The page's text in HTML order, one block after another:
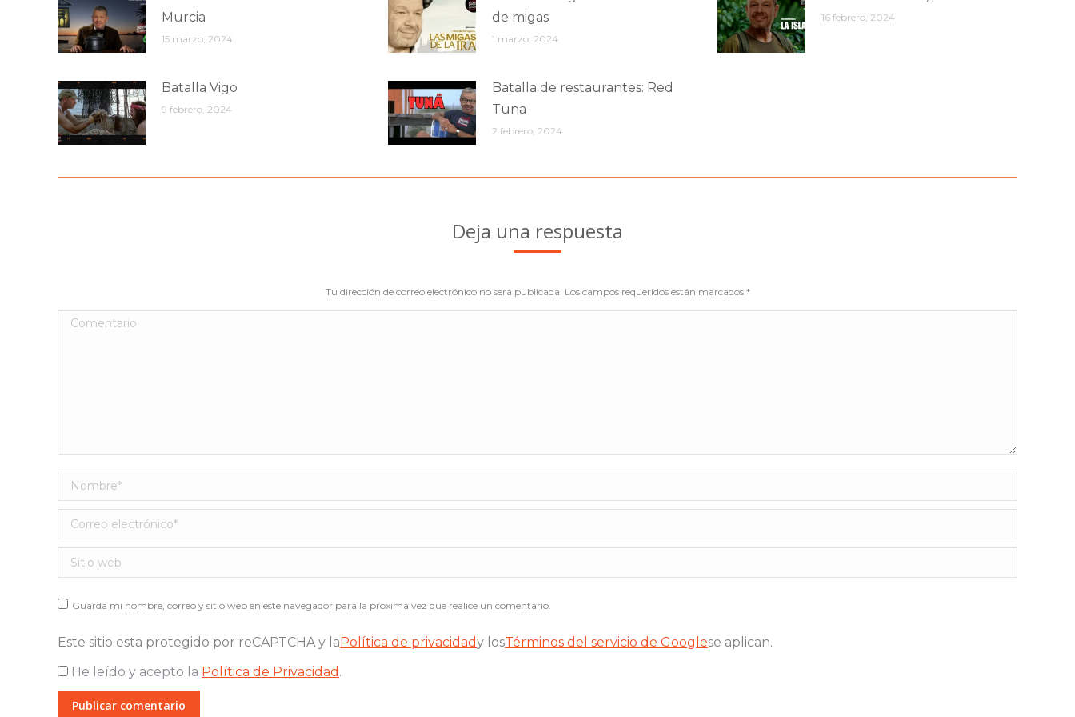
Murcia
15 marzo, 2024
de migas
1 marzo, 2024
16 febrero, 2024
Batalla Vigo
9 febrero, 2024
Batalla de restaurantes: Red
Tuna
2 febrero, 2024
Deja una respuesta
Tu dirección de correo electrónico no será publicada. Los campos requeridos están marcados *
Comentario
Nombre *
Correo electrónico *
Sitio web
Guarda mi nombre, correo y sitio web en este navegador para la próxima vez que realice un comentario.
Este sitio esta protegido por reCAPTCHA y laPolítica de privacidady losTérminos del servicio de Googlese aplican.
He leído y acepto la Política de Privacidad .
Publicar comentario